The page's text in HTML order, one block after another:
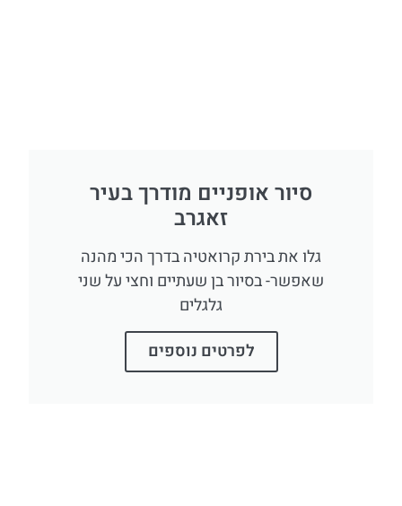
סיור אופניים מודרך בעיר
זאגרב
גלו את בירת קרואטיה בדרך הכי מהנה
שאפשר- בסיור בן שעתיים וחצי על שני
גלגלים
לפרטים נוספים